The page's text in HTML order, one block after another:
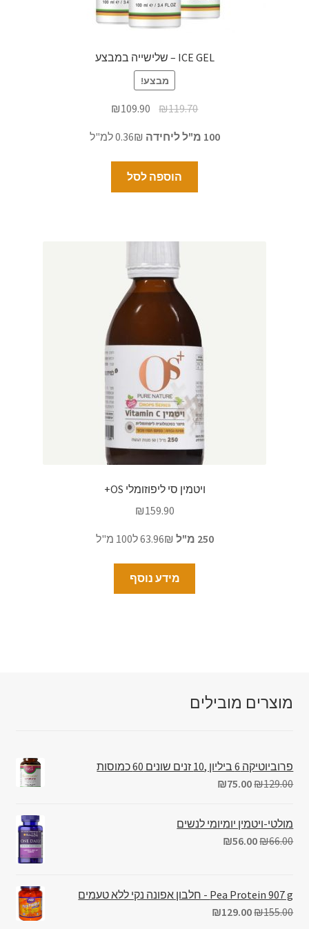
ICE GEL – שלישייה במבצע
מבצע!
₪119.70
₪109.90
100 מ"ל ליחידה
הוספה לסל
ויטמין סי ליפוזומלי OS+
₪159.90
250 מ"ל
מידע נוסף
מוצרים מובילים
פרוביוטיקה 6 ביליון ,10 זנים שונים 60 כמוסות
₪129.00
₪75.00
מולטי-ויטמין יומיומי לנשים
₪66.00
₪56.00
Pea Protein 907 g - חלבון אפונה נקי ללא טעמים
₪155.00
₪129.00